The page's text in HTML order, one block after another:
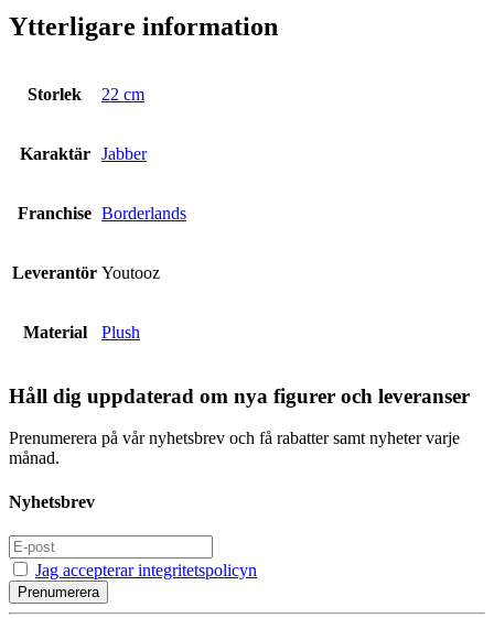
Ytterligare information
Storlek 22 cm
Karaktär Jabber
Franchise Borderlands
Leverantör Youtooz
Material Plush
Håll dig uppdaterad om nya figurer och leveranser
Prenumerera på vår nyhetsbrev och få rabatter samt nyheter varje
månad.
Nyhetsbrev
Jag accepterar integritetspolicyn
Prenumerera